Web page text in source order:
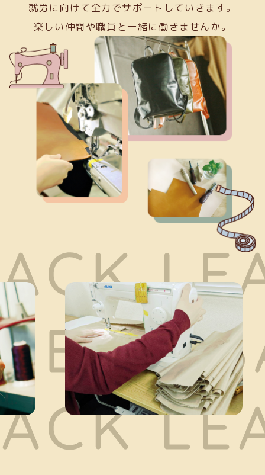
就労に向けて全力でサポートしていきます。
楽しい仲間や職員と一緒に働きませんか。